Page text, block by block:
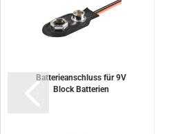
Batterieanschluss für 9V
Block Batterien